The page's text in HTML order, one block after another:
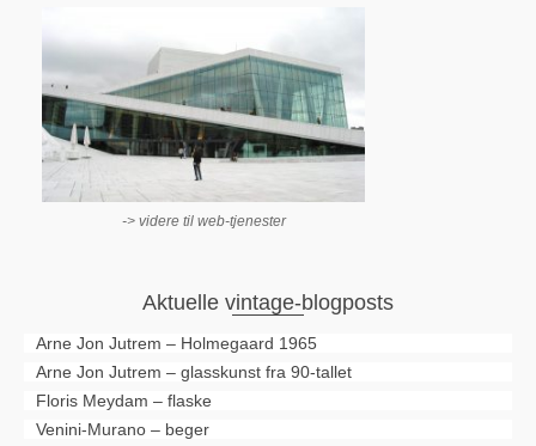
-> videre til web-tjenester
Aktuelle vintage-blogposts
Arne Jon Jutrem – Holmegaard 1965
Arne Jon Jutrem – glasskunst fra 90-tallet
Floris Meydam – flaske
Venini-Murano – beger